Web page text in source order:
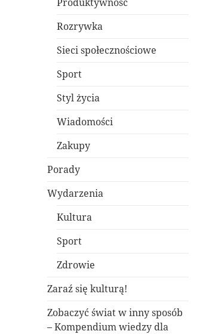
Produktywność
Rozrywka
Sieci społecznościowe
Sport
Styl życia
Wiadomości
Zakupy
Porady
Wydarzenia
Kultura
Sport
Zdrowie
Zaraź się kulturą!
Zobaczyć świat w inny sposób
– Kompendium wiedzy dla